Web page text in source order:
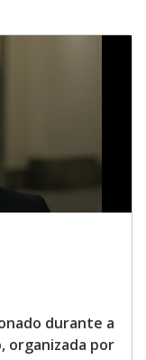
durante a
organizada por